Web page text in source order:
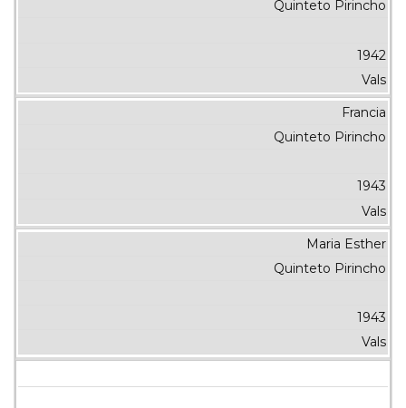
Quinteto Pirincho
1942
Vals
Francia
Quinteto Pirincho
1943
Vals
Maria Esther
Quinteto Pirincho
1943
Vals